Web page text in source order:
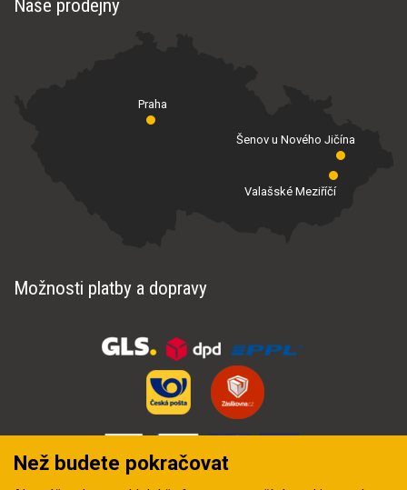
Naše prodejny
Praha
Valašské Meziříčí
Šenov u Nového Jičína
Možnosti platby a dopravy
Než budete pokračovat